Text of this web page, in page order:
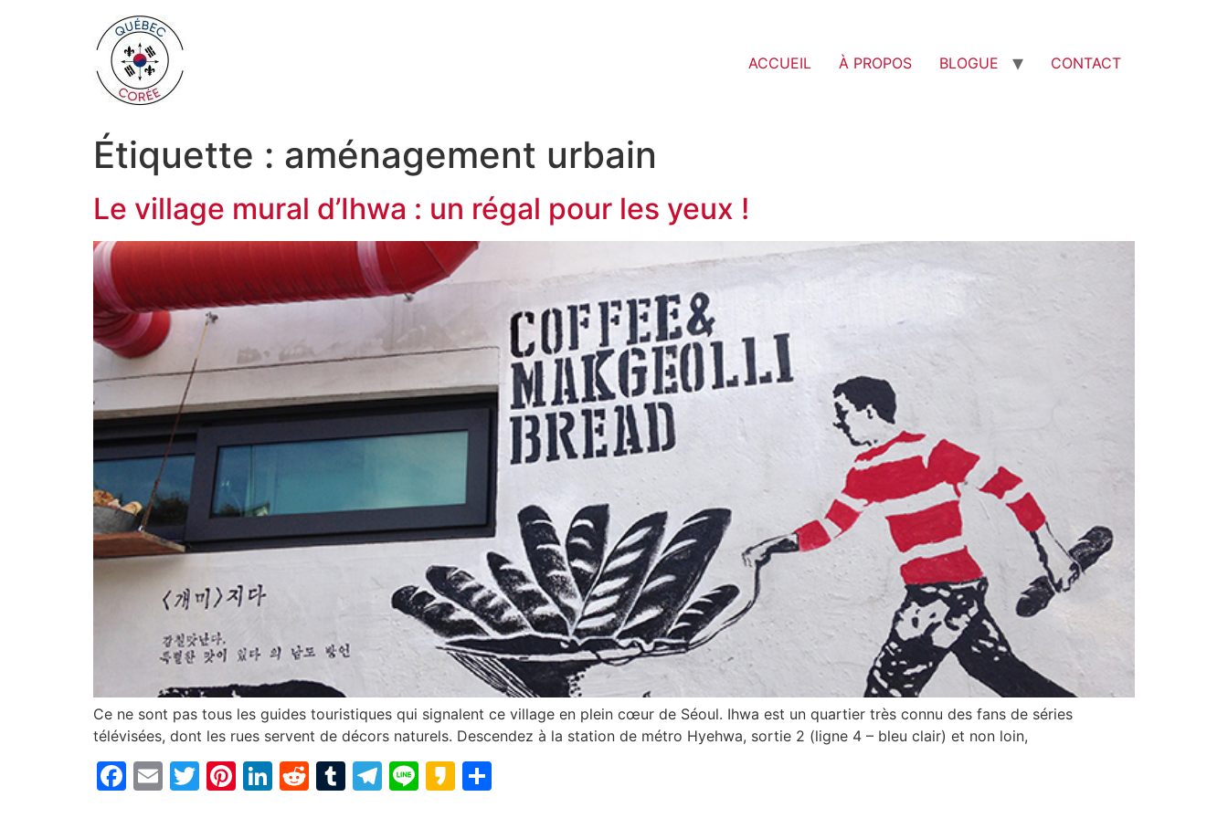
ACCUEIL À PROPOS BLOGUE CONTACT
Étiquette : aménagement urbain
Le village mural d’Ihwa : un régal pour les yeux !
Ce ne sont pas tous les guides touristiques qui signalent ce village en plein cœur de Séoul. Ihwa est un quartier très connu des fans de séries
télévisées, dont les rues servent de décors naturels. Descendez à la station de métro Hyehwa, sortie 2 (ligne 4 – bleu clair) et non loin,
Facebook
EmailTwitter
Pinterest
LinkedIn
Reddit
Tumblr
Telegram
LineKakao